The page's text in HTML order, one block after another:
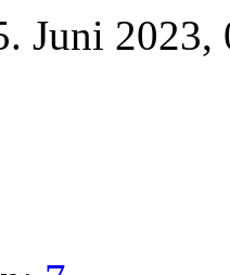
Juni 2023,